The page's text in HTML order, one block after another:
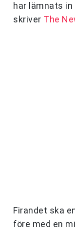
har lämnats
skriver The
Firandet ska
före med en